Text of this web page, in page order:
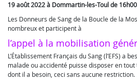
19 août 2022 à Dommartin-les-Toul de
Les Donneurs de Sang de la Boucle de la
nombreux et participent à
l’appel à la mobilisation
L’Établissement Français du Sang (l’EFS) a
malade ou accidenté puisse disposer en
dont il a besoin, ceci sans aucune restriction.